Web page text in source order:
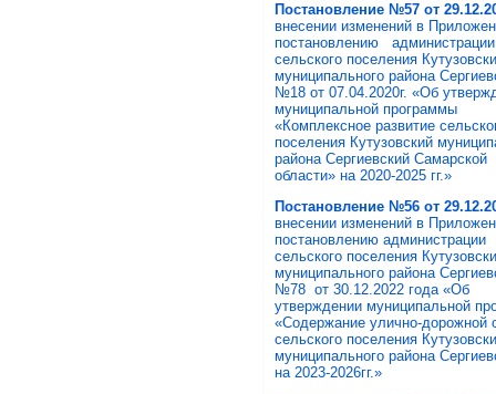
Постановление №57 от
внесении изменений в
постановлению администрации
сельского поселения
муниципального района
№18 от 07.04.2020г. «Об
муниципальной программы
«Комплексное развитие
поселения Кутузовский
района Сергиевский Самарской
области» на 2020-2025 гг.»
Постановление №56 от
внесении изменений в
постановлению администрации
сельского поселения
муниципального района
№78 от 30.12.2022 года «Об
утверждении муниципальной
«Содержание улично-дорожной
сельского поселения
муниципального района
на 2023-2026гг.»